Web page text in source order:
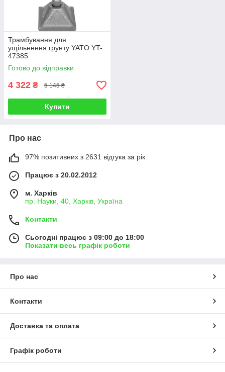
Трамбування для
ущільнення грунту YATO YT-
47385
Готово до відправки
4 322 ₴ 5 145 ₴
Купити
Про нас
97% позитивних з 2631 відгука за рік
Працює з 20.02.2012
м. Харків
пр. Науки, 40, Харків, Україна
Контакти
Сьогодні працює з 09:00 до 18:00
Показати весь графік роботи
Про нас
Контакти
Доставка та оплата
Графік роботи